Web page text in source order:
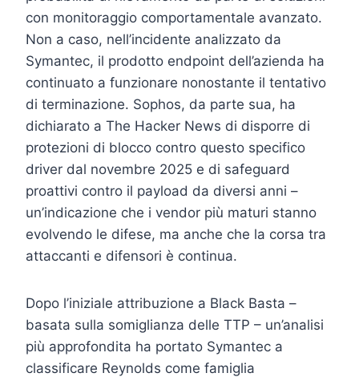
con monitoraggio comportamentale avanzato.
Non a caso, nell’incidente analizzato da
Symantec, il prodotto endpoint dell’azienda ha
continuato a funzionare nonostante il tentativo
di terminazione. Sophos, da parte sua, ha
dichiarato a The Hacker News di disporre di
protezioni di blocco contro questo specifico
driver dal novembre 2025 e di safeguard
proattivi contro il payload da diversi anni –
un’indicazione che i vendor più maturi stanno
evolvendo le difese, ma anche che la corsa tra
attaccanti e difensori è continua.
Dopo l’iniziale attribuzione a Black Basta –
basata sulla somiglianza delle TTP – un’analisi
più approfondita ha portato Symantec a
classificare Reynolds come famiglia